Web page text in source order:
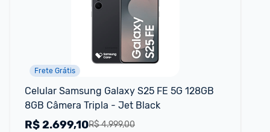
Frete Grátis
Celular Samsung Galaxy S25 FE 5G 128GB
8GB Câmera Tripla - Jet Black
R$ 4.999,00
R$2.699,10